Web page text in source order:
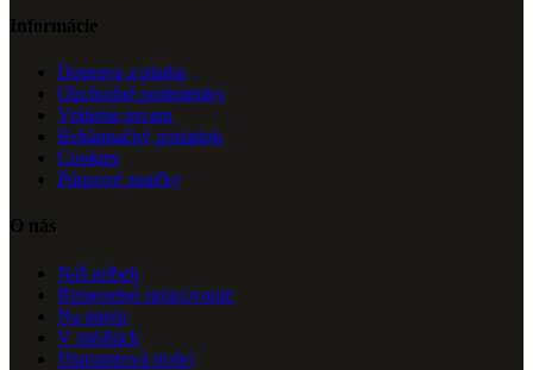
Informácie
Doprava a platba
Obchodné podmienky
Vrátenie tovaru
Reklamačný poriadok
Cookies
Púnzové značky
O nás
Náš príbeh
Remeselné spracovanie
Na mieru
V médiách
Diamantová trofej